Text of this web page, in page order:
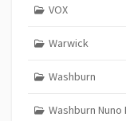
VOX
Warwick
Washburn
Washburn